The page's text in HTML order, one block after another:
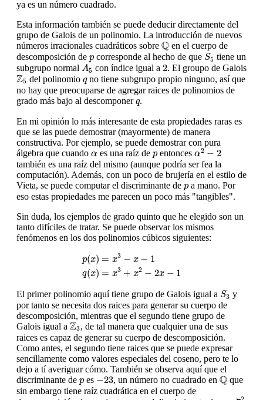
ya es un número cuadrado.
Esta información también se puede deducir directamente del
grupo de Galois de un polinomio. La introducción de nuevos
números irracionales cuadráticos sobre Q
Q en el cuerpo de
descomposición de p
pcorresponde al hecho de que S5
S5 tiene un
subgrupo normal A5
A5 con índice igual a 2
2. El groupo de Galois
Z5
Z del polinomio q
qno tiene subgrupo propio ninguno, así que
no hay que preocuparse de agregar raices de polinomios de
grado más bajo al descomponerq
q.
En mi opinión lo más interesante de esta propiedades raras es
que se las puede demostrar (mayormente) de manera
constructiva. Por ejemplo, se puede demostrar con pura
álgebra que cuando α
α es una raíz de p
pentonces α2 − 2
α2−2
también es una raíz del mismo (aunque podría ser fea la
computación). Además, con un poco de brujería en el estilo de
Vieta, se puede computar el discriminante de p
pa mano. Por
eso estas propiedades me parecen un poco más "tangibles".
Sin duda, los ejemplos de grado quinto que he elegido son un
tanto difíciles de tratar. Se puede observar los mismos
fenómenos en los dos polinomios cúbicos siguientes:
p(x) = x3 − x − 1
q(x) = x3 + x2 − 2x − 1
x = x− x
El primer polinomio aquí tiene grupo de Galois igual a S3
S3 y
por tanto se necesita dos raices para generar su cuerpo de
descomposición, mientras que el segundo tiene grupo de
Galois igual a Z3
Z3 , de tal manera que cualquier una de sus
raices es capaz de generar su cuerpo de descomposición.
Como antes, el segundo tiene raices que se puede expresar
sencillamente como valores especiales del coseno, pero te lo
dejo a tí averiguar cómo. También se observa aquí que el
discriminante de p
pes −23
−23 , un número no cuadrado en Q
Q que
sin embargo tiene raíz cuadrática en el cuerpo de
72